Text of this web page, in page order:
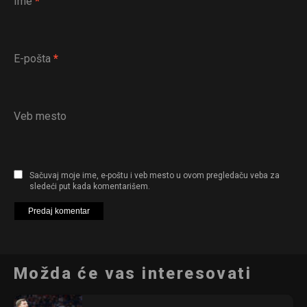
E-pošta *
Veb mesto
Sačuvaj moje ime, e-poštu i veb mesto u ovom pregledaču veba za
sledeći put kada komentarišem.
Možda će vas interesovati